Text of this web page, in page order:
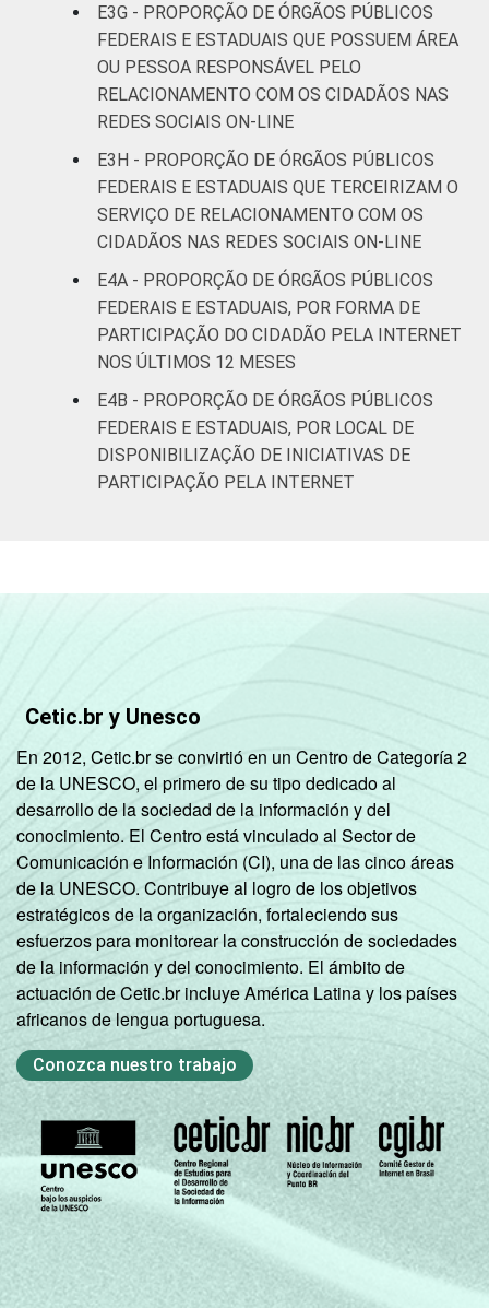
E3G - PROPORÇÃO DE ÓRGÃOS PÚBLICOS
FEDERAIS E ESTADUAIS QUE POSSUEM ÁREA
OU PESSOA RESPONSÁVEL PELO
RELACIONAMENTO COM OS CIDADÃOS NAS
REDES SOCIAIS ON-LINE
E3H - PROPORÇÃO DE ÓRGÃOS PÚBLICOS
FEDERAIS E ESTADUAIS QUE TERCEIRIZAM O
SERVIÇO DE RELACIONAMENTO COM OS
CIDADÃOS NAS REDES SOCIAIS ON-LINE
E4A - PROPORÇÃO DE ÓRGÃOS PÚBLICOS
FEDERAIS E ESTADUAIS, POR FORMA DE
PARTICIPAÇÃO DO CIDADÃO PELA INTERNET
NOS ÚLTIMOS 12 MESES
E4B - PROPORÇÃO DE ÓRGÃOS PÚBLICOS
FEDERAIS E ESTADUAIS, POR LOCAL DE
DISPONIBILIZAÇÃO DE INICIATIVAS DE
PARTICIPAÇÃO PELA INTERNET
Cetic.br y Unesco
En 2012, Cetic.br se convirtió en un Centro de Categoría 2
de la UNESCO, el primero de su tipo dedicado al
desarrollo de la sociedad de la información y del
conocimiento. El Centro está vinculado al Sector de
Comunicación e Información (CI), una de las cinco áreas
de la UNESCO. Contribuye al logro de los objetivos
estratégicos de la organización, fortaleciendo sus
esfuerzos para monitorear la construcción de sociedades
de la información y del conocimiento. El ámbito de
actuación de Cetic.br incluye América Latina y los países
africanos de lengua portuguesa.
Conozca nuestro trabajo